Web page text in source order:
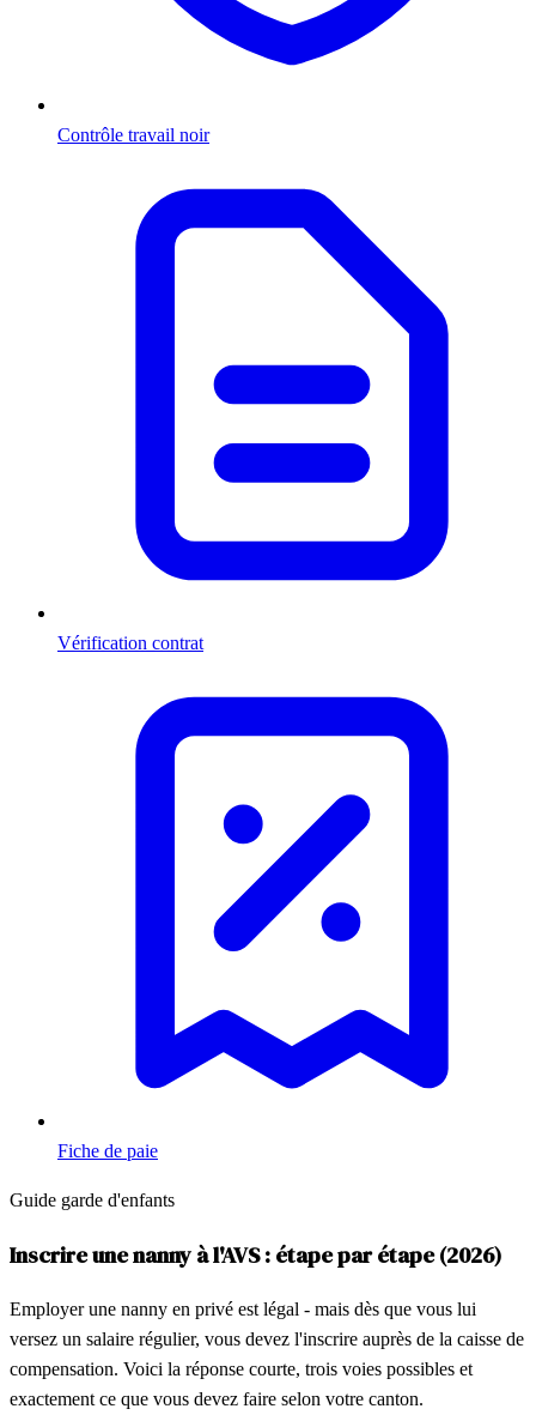
Contrôle travail noir
Vérification contrat
Fiche de paie
Guide garde d'enfants
Inscrire une nanny à l'AVS : étape par étape (2026)
Employer une nanny en privé est légal - mais dès que vous lui
versez un salaire régulier, vous devez l'inscrire auprès de la caisse de
compensation. Voici la réponse courte, trois voies possibles et
exactement ce que vous devez faire selon votre canton.